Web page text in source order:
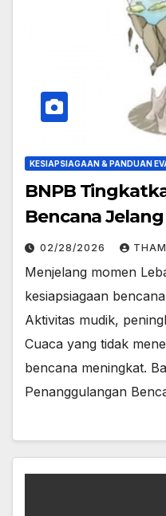
KESIAPSIAGAAN & PANDUAN
BNPB
Bencana
02/28/2026
Menjelang momen
kesiapsiagaan
Aktivitas mudik,
Cuaca yang tidak
bencana meningkat.
Penanggulangan